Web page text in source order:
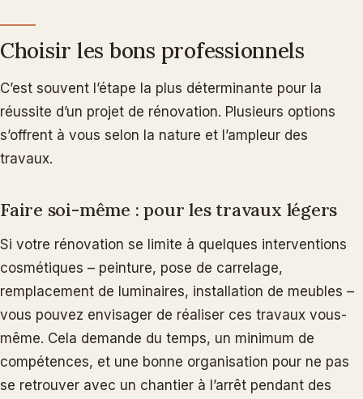
Choisir les bons professionnels
C’est souvent l’étape la plus déterminante pour la
réussite d’un projet de rénovation. Plusieurs options
s’offrent à vous selon la nature et l’ampleur des
travaux.
Faire soi-même : pour les travaux légers
Si votre rénovation se limite à quelques interventions
cosmétiques – peinture, pose de carrelage,
remplacement de luminaires, installation de meubles –
vous pouvez envisager de réaliser ces travaux vous-
même. Cela demande du temps, un minimum de
compétences, et une bonne organisation pour ne pas
se retrouver avec un chantier à l’arrêt pendant des